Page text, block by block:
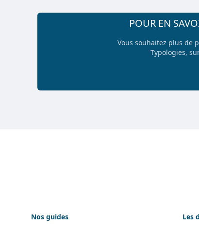
POUR EN
Vous souhaitez plus de
Typologies,
Nos guides Les